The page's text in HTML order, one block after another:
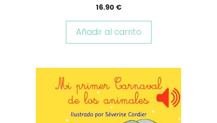
16.90 €
Añadir al carrito